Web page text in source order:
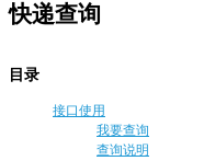
快递查询
目录
接口使用
我要查询
查询说明